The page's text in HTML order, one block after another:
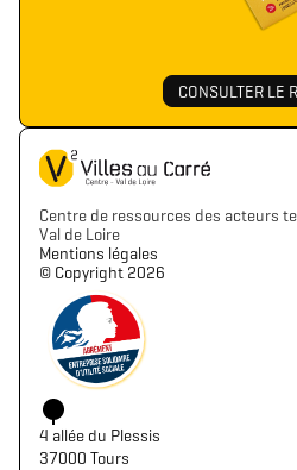
CONSULTER LE
Centre de ressources des acteurs
Val de Loire
Mentions légales
©️ Copyright 2026
4 allée du Plessis
37000 Tours